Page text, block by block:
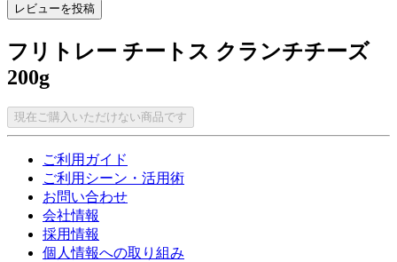
レビューを投稿
フリトレー チートス クランチチーズ
200g
現在ご購入いただけない商品です
ご利用ガイド
ご利用シーン・活用術
お問い合わせ
会社情報
採用情報
個人情報への取り組み